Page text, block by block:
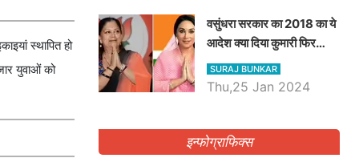
स्थापित हो
युवाओं को
वसुंधरा सरकार का 2018 का ये
आदेश क्या दिया कुमारी फिर
करेंगी लागू? कांग्रेस सरकार ने
किया था निरस्त
SURAJ BUNKAR
Thu,25 Jan 2024
इन्फोग्राफिक्स